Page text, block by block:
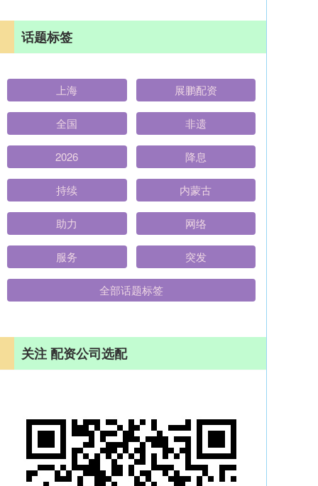
话题标签
上海 展鹏配资
全国 非遗
2026 降息
持续 内蒙古
助力 网络
服务 突发
全部话题标签
关注 配资公司选配